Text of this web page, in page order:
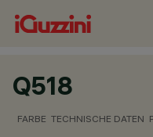
Q518
FARBE TECHNISCHE DATEN